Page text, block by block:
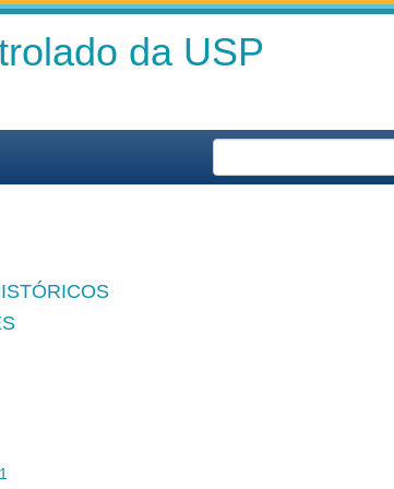
da USP